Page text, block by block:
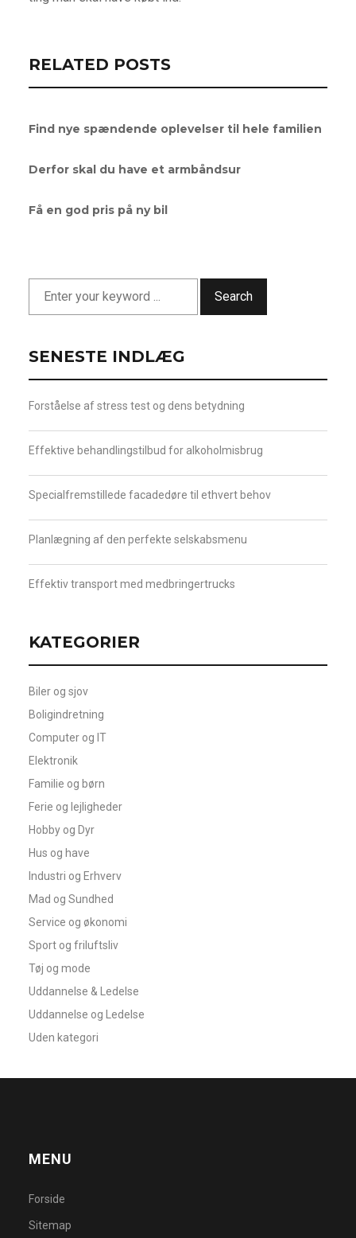
RELATED POSTS
Find nye spændende oplevelser til hele familien
Derfor skal du have et armbåndsur
Få en god pris på ny bil
Search
SENESTE INDLÆG
Forståelse af stress test og dens betydning
Effektive behandlingstilbud for alkoholmisbrug
Specialfremstillede facadedøre til ethvert behov
Planlægning af den perfekte selskabsmenu
Effektiv transport med medbringertrucks
KATEGORIER
Biler og sjov
Boligindretning
Computer og IT
Elektronik
Familie og børn
Ferie og lejligheder
Hobby og Dyr
Hus og have
Industri og Erhverv
Mad og Sundhed
Service og økonomi
Sport og friluftsliv
Tøj og mode
Uddannelse & Ledelse
Uddannelse og Ledelse
Uden kategori
MENU
Forside
Sitemap